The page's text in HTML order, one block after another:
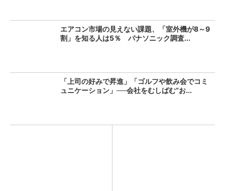
エアコン市場の見えない課題、「室外機が8～9
割」を知る人は5％ パナソニック調査...
「上司の好みで昇進」「ゴルフや飲み会でコミ
ュニケーション」──会社をむしばむ“お...